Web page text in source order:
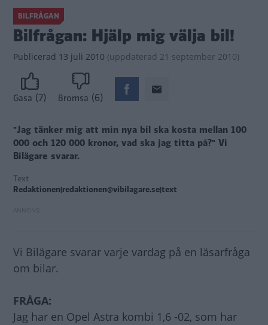
BILFRÅGAN
Bilfrågan: Hjälp mig välja bil!
Publicerad 13 juli 2010 (uppdaterad 21 september 2010)
Gasa (7) Bromsa (6)
"Jag tänker mig att min nya bil ska kosta mellan 100
000 och 120 000 kronor, vad ska jag titta på?" Vi
Bilägare svarar.
Text
Redaktionen|redaktionen@vibilagare.se|text
Vi Bilägare svarar varje vardag på en läsarfråga
om bilar.
FRÅGA:
Jag har en Opel Astra kombi 1,6 -02, som har